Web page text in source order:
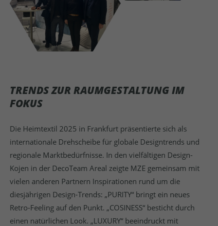
TRENDS ZUR RAUMGESTALTUNG IM
FOKUS
Die Heimtextil 2025 in Frankfurt präsentierte sich als
internationale Drehscheibe für globale Designtrends und
regionale Marktbedürfnisse. In den vielfältigen Design-
Kojen in der DecoTeam Areal zeigte MZE gemeinsam mit
vielen anderen Partnern Inspirationen rund um die
diesjährigen Design-Trends: „PURITY“ bringt ein neues
Retro-Feeling auf den Punkt. „COSINESS“ besticht durch
einen natürlichen Look. „LUXURY“ beeindruckt mit